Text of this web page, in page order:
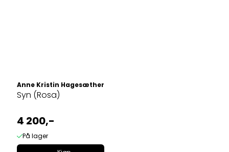
Anne Kristin Hagesæther
Syn (Rosa)
4 200,-
På lager